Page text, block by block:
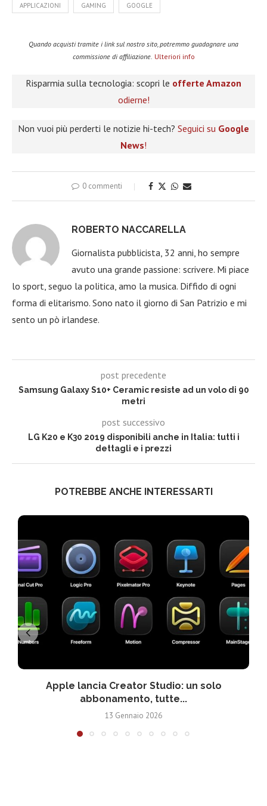
APPLICAZIONI GAMING GOOGLE
Quando acquisti tramite i link sul nostro sito, potremmo guadagnare una
commissione di affiliazione. Ulteriori info
Risparmia sulla tecnologia: scopri le offerte Amazon
odierne!
Non vuoi più perderti le notizie hi-tech? Seguici su Google
News!
0 commenti
ROBERTO NACCARELLA
Giornalista pubblicista, 32 anni, ho sempre
avuto una grande passione: scrivere. Mi piace
lo sport, seguo la politica, amo la musica. Diffido di ogni
forma di elitarismo. Sono nato il giorno di San Patrizio e mi
sento un pò irlandese.
post precedente
Samsung Galaxy S10+ Ceramic resiste ad un volo di 90
metri
post successivo
LG K20 e K30 2019 disponibili anche in Italia: tutti i
dettagli e i prezzi
POTREBBE ANCHE INTERESSARTI
Apple lancia Creator Studio: un solo
abbonamento, tutte...
13 Gennaio 2026